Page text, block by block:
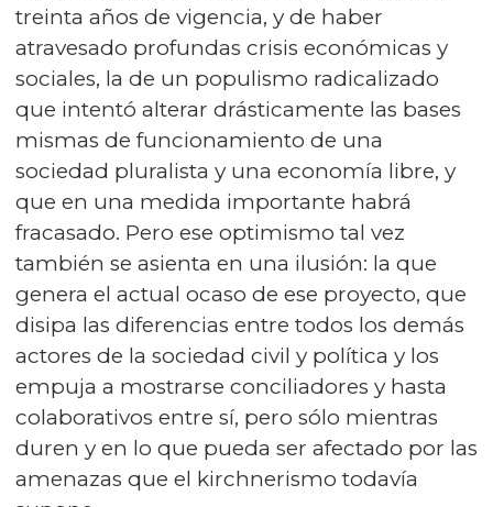
treinta años de vigencia, y de haber
atravesado profundas crisis económicas y
sociales, la de un populismo radicalizado
que intentó alterar drásticamente las bases
mismas de funcionamiento de una
sociedad pluralista y una economía libre, y
que en una medida importante habrá
fracasado. Pero ese optimismo tal vez
también se asienta en una ilusión: la que
genera el actual ocaso de ese proyecto, que
disipa las diferencias entre todos los demás
actores de la sociedad civil y política y los
empuja a mostrarse conciliadores y hasta
colaborativos entre sí, pero sólo mientras
duren y en lo que pueda ser afectado por las
amenazas que el kirchnerismo todavía